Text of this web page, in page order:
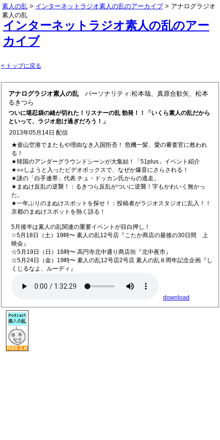
インターネットラジオ素人の乱のアー
カイブ
< トップに戻る
アナログラジオ素人の乱 パーソナリティ:松本哉、真原合歓矢、松本
るきつら
ついに堪忍袋の緒が切れた！リスナーの乱 勃発！！「いくら素人の乱だから
といって、ラジオ怠け過ぎだろう！」
2013年05月14日 配信
★釜山空港でまたもや理由なき入国拒否！ 危機一髪、愛の審査官に救われ
る！
★韓国のアンダーグラウンドシーンが大集結！「51plus」イベント紹介
★○○しようと入ったビデオボックスで、なぜか爆音にさらされる！
★謎の「白手連帯」代表 チュ・ドッカン氏からの逃走。
★まぬけ反乱の逆襲！：るきつら反乱がついに逆襲！字もかわいく無かっ
た。
★一年ぶりのまぬけスポットを探せ！：投稿者がラジオスタジオに乱入！！
京都のまぬけスポットを熱く語る！
5月後半は素人の乱関連の重要イベントが目白押し！
☆5月18日（土）19時〜 素人の乱12号店『こたか商店の最後の30日間 上
映会』
☆5月19日（日）16時〜 高円寺北中通り商店街『北中夜市』
☆5月24日（金）19時〜 素人の乱12号店2号店 素人の乱８周年記念企画『し
くじるなよ、ルーディ』
download
素人の乱 > インターネットラジオ素人の乱のアーカイブ > アナログラジオ
素人の乱